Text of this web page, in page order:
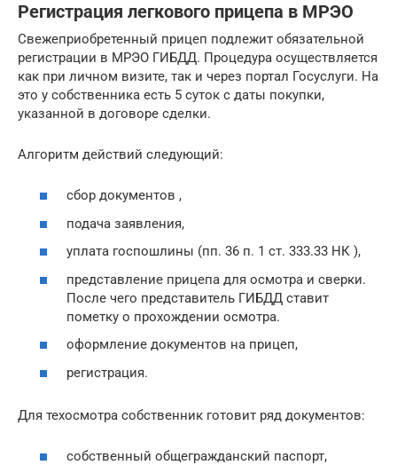
Регистрация легкового прицепа в МРЭО
Свежеприобретенный прицеп подлежит обязательной
регистрации в МРЭО ГИБДД. Процедура осуществляется
как при личном визите, так и через портал Госуслуги. На
это у собственника есть 5 суток с даты покупки,
указанной в договоре сделки.
Алгоритм действий следующий:
сбор документов ,
подача заявления,
уплата госпошлины (пп. 36 п. 1 ст. 333.33 НК ),
представление прицепа для осмотра и сверки.
После чего представитель ГИБДД ставит
пометку о прохождении осмотра.
оформление документов на прицеп,
регистрация.
Для техосмотра собственник готовит ряд документов:
собственный общегражданский паспорт,